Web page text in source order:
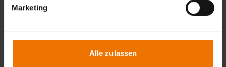
Marketing
Alle zulassen
Niederlassung Schweißtechnische Kursstätte Bielefeld
Bleichstraße 10
Zur Anfahrtsbeschreibung